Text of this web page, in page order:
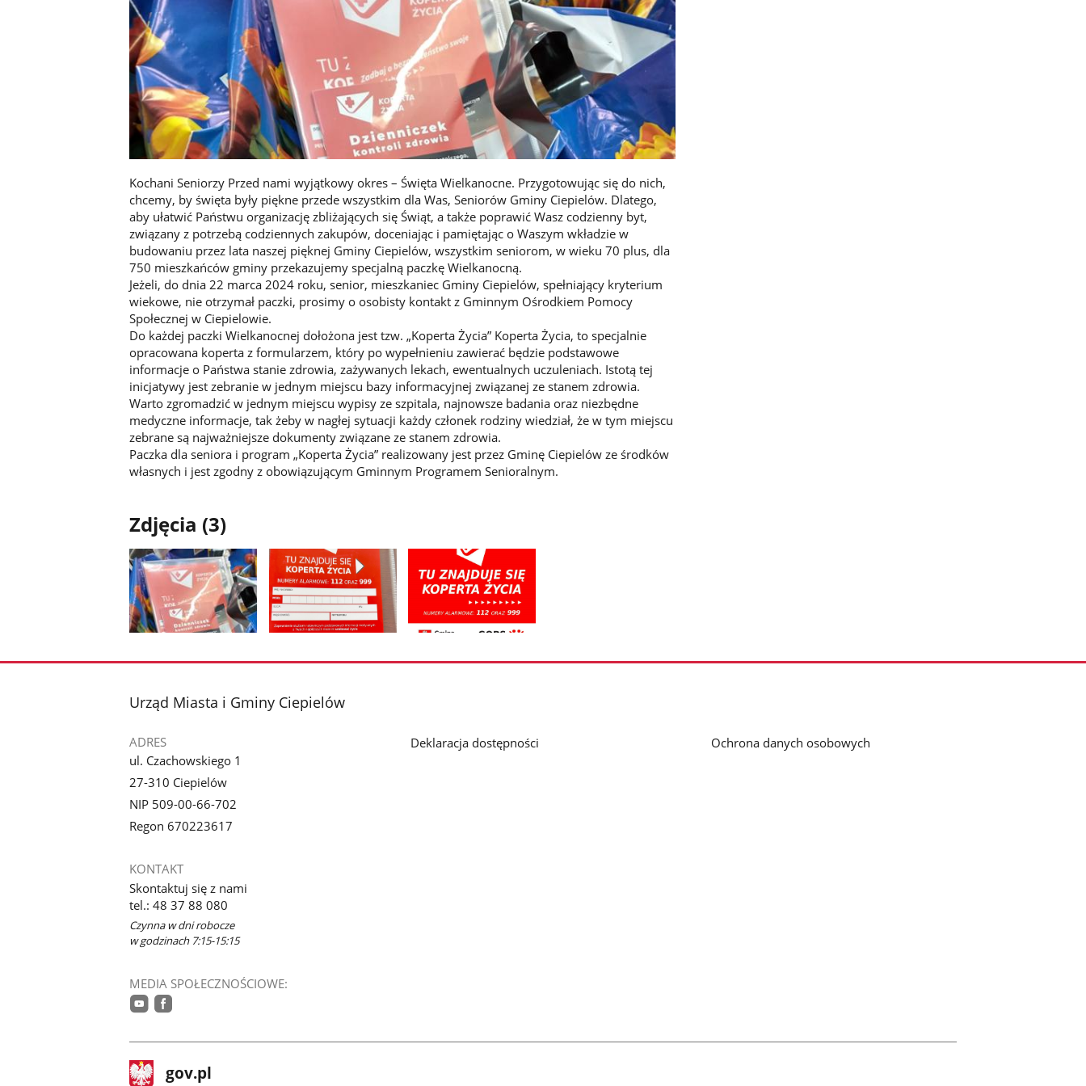
Kochani Seniorzy Przed nami wyjątkowy okres – Święta Wielkanocne. Przygotowując się do nich,
chcemy, by święta były piękne przede wszystkim dla Was, Seniorów Gminy Ciepielów. Dlatego,
aby ułatwić Państwu organizację zbliżających się Świąt, a także poprawić Wasz codzienny byt,
związany z potrzebą codziennych zakupów, doceniając i pamiętając o Waszym wkładzie w
budowaniu przez lata naszej pięknej Gminy Ciepielów, wszystkim seniorom, w wieku 70 plus, dla
750 mieszkańców gminy przekazujemy specjalną paczkę Wielkanocną.
Jeżeli, do dnia 22 marca 2024 roku, senior, mieszkaniec Gminy Ciepielów, spełniający kryterium
wiekowe, nie otrzymał paczki, prosimy o osobisty kontakt z Gminnym Ośrodkiem Pomocy
Społecznej w Ciepielowie.
Do każdej paczki Wielkanocnej dołożona jest tzw. „Koperta Życia” Koperta Życia, to specjalnie
opracowana koperta z formularzem, który po wypełnieniu zawierać będzie podstawowe
informacje o Państwa stanie zdrowia, zażywanych lekach, ewentualnych uczuleniach. Istotą tej
inicjatywy jest zebranie w jednym miejscu bazy informacyjnej związanej ze stanem zdrowia.
Warto zgromadzić w jednym miejscu wypisy ze szpitala, najnowsze badania oraz niezbędne
medyczne informacje, tak żeby w nagłej sytuacji każdy członek rodziny wiedział, że w tym miejscu
zebrane są najważniejsze dokumenty związane ze stanem zdrowia.
Paczka dla seniora i program „Koperta Życia” realizowany jest przez Gminę Ciepielów ze środków
własnych i jest zgodny z obowiązującym Gminnym Programem Senioralnym.
Zdjęcia (3)
galerii.
galerii.
stopka
Urząd Miasta i Gminy Ciepielów
ADRES
ul. Czachowskiego 1
27-310 Ciepielów
NIP 509-00-66-702
Regon 670223617
KONTAKT
Skontaktuj się z nami
tel.: 48 37 88 080
Czynna w dni robocze
w godzinach 7:15-15:15
MEDIA SPOŁECZNOŚCIOWE:
Deklaracja dostępności Ochrona danych osobowych
stopka
gov.pl Strona
gov.pl